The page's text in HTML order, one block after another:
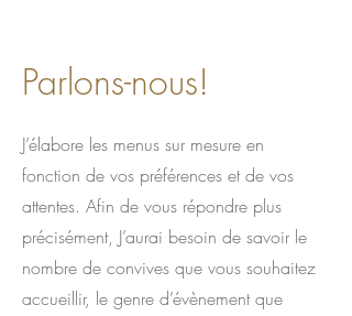
Parlons-nous!
J’élabore les menus sur mesure en
fonction de vos préférences et de vos
attentes. Afin de vous répondre plus
précisément, J’aurai besoin de savoir le
nombre de convives que vous souhaitez
accueillir, le genre d’évènement que